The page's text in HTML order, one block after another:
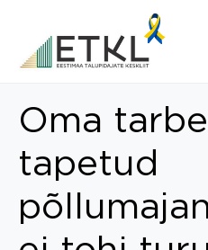
Oma
tapetud